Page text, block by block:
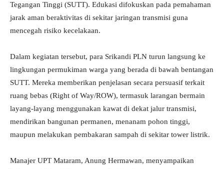
Tegangan Tinggi (SUTT). Edukasi difokuskan pada pemahaman
jarak aman beraktivitas di sekitar jaringan transmisi guna
mencegah risiko kecelakaan.
Dalam kegiatan tersebut, para Srikandi PLN turun langsung ke
lingkungan permukiman warga yang berada di bawah bentangan
SUTT. Mereka memberikan penjelasan secara persuasif terkait
ruang bebas (Right of Way/ROW), termasuk larangan bermain
layang-layang menggunakan kawat di dekat jalur transmisi,
mendirikan bangunan permanen, menanam pohon tinggi,
maupun melakukan pembakaran sampah di sekitar tower listrik.
Manajer UPT Mataram, Anung Hermawan, menyampaikan